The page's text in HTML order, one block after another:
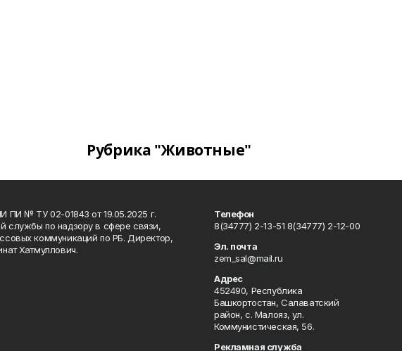
Рубрика "Животные"
ПИ № ТУ 02-01843 от 19.05.2025 г.
службы по надзору в сфере связи,
коммуникаций по РБ. Директор,
Хатмуллович.
Телефон
8(34777) 2-13-51 8(34777) 2-12-00
Эл. почта
zem_sal@mail.ru
Адрес
452490, Республика
Башкортостан, Салаватский
район, с. Малояз, ул.
Коммунистическая, 56.
Рекламная служба